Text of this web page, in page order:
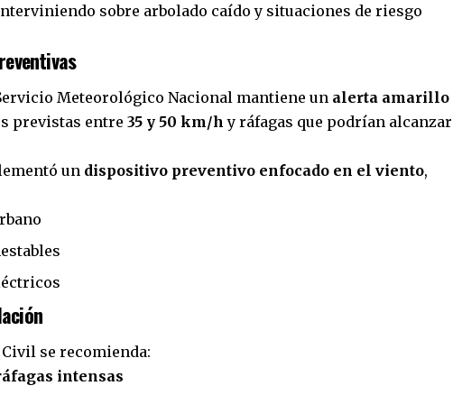
sobre arbolado caído y situaciones de riesgo
Meteorológico Nacional mantiene un alerta amarillo
previstas entre 35 y 50 km/h y ráfagas que podrían alcanzar
un dispositivo preventivo enfocado en el viento,
se recomienda:
intensas